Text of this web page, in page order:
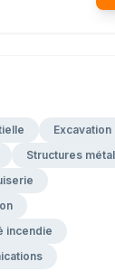
Structures
incendie